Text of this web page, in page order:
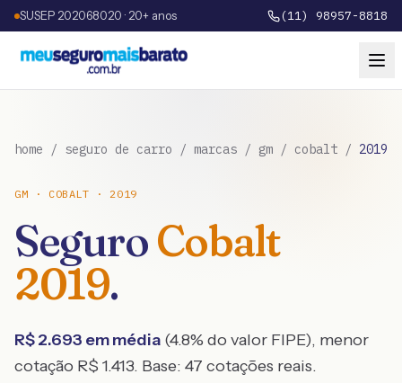
SUSEP 202068020 · 20+ anos (11) 98957-8818
home / seguro de carro / marcas / gm / cobalt / 2019
GM · COBALT · 2019
SeguroCobalt
2019.
R$2.693 em média (4.8% do valor FIPE), menor
cotação R$ 1.413. Base: 47 cotações reais.